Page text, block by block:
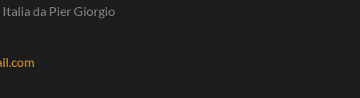
Italia da Pier Giorgio